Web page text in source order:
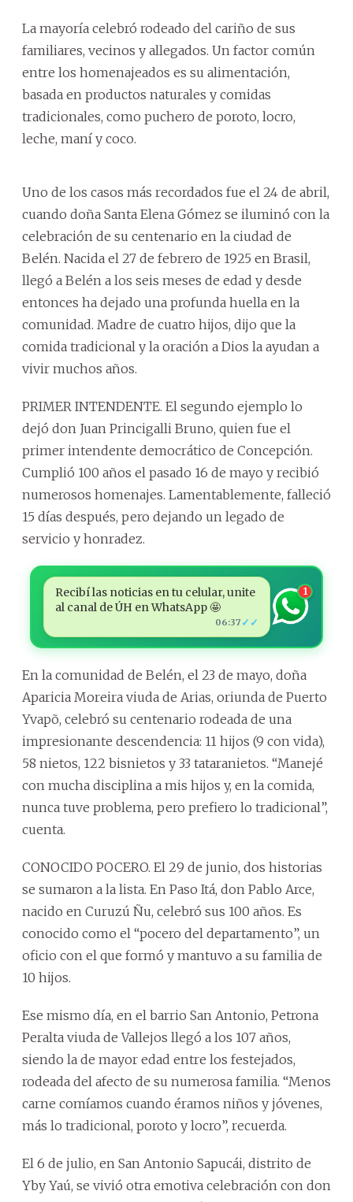
La mayoría celebró rodeado del cariño de sus
familiares, vecinos y allegados. Un factor común
entre los homenajeados es su alimentación,
basada en productos naturales y comidas
tradicionales, como puchero de poroto, locro,
leche, maní y coco.
Uno de los casos más recordados fue el 24 de abril,
cuando doña Santa Elena Gómez se iluminó con la
celebración de su centenario en la ciudad de
Belén. Nacida el 27 de febrero de 1925 en Brasil,
llegó a Belén a los seis meses de edad y desde
entonces ha dejado una profunda huella en la
comunidad. Madre de cuatro hijos, dijo que la
comida tradicional y la oración a Dios la ayudan a
vivir muchos años.
PRIMER INTENDENTE. El segundo ejemplo lo
dejó don Juan Princigalli Bruno, quien fue el
primer intendente democrático de Concepción.
Cumplió 100 años el pasado 16 de mayo y recibió
numerosos homenajes. Lamentablemente, falleció
15 días después, pero dejando un legado de
servicio y honradez.
Recibí las noticias en tu celular, unite
al canal de ÚH en WhatsApp 🤩
06:37 ✓✓
1
En la comunidad de Belén, el 23 de mayo, doña
Aparicia Moreira viuda de Arias, oriunda de Puerto
Yvapõ, celebró su centenario rodeada de una
impresionante descendencia: 11 hijos (9 con vida),
58 nietos, 122 bisnietos y 33 tataranietos. “Manejé
con mucha disciplina a mis hijos y, en la comida,
nunca tuve problema, pero prefiero lo tradicional”,
cuenta.
CONOCIDO POCERO. El 29 de junio, dos historias
se sumaron a la lista. En Paso Itá, don Pablo Arce,
nacido en Curuzú Ñu, celebró sus 100 años. Es
conocido como el “pocero del departamento”, un
oficio con el que formó y mantuvo a su familia de
10 hijos.
Ese mismo día, en el barrio San Antonio, Petrona
Peralta viuda de Vallejos llegó a los 107 años,
siendo la de mayor edad entre los festejados,
rodeada del afecto de su numerosa familia. “Menos
carne comíamos cuando éramos niños y jóvenes,
más lo tradicional, poroto y locro”, recuerda.
El 6 de julio, en San Antonio Sapucái, distrito de
Yby Yaú, se vivió otra emotiva celebración con don